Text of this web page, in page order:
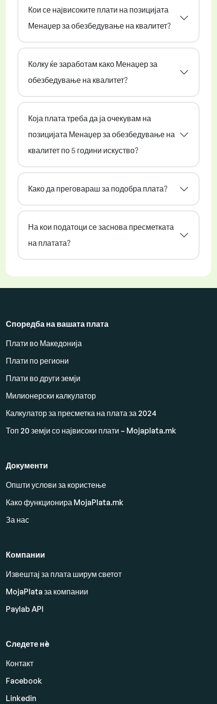
Кои се највисоките плати на позицијата
Менаџер за обезбедување на квалитет?
Колку ќе заработам како Менаџер за
обезбедување на квалитет?
Која плата треба да ја очекувам на
позицијата Менаџер за обезбедување на
квалитет по 5 години искуство?
Како да преговараш за подобра плата?
На кои податоци се заснова пресметката
на платата?
Споредба на вашата плата
Плати во Македонија
Плати по региони
Плати во други земји
Милионерски калкулатор
Калкулатор за пресметка на плата за 2024
Топ 20 земји со највисоки плати – Mojaplata.mk
Документи
Општи услови за користење
Како функционира MojaPlata.mk
За нас
Компании
Извештај за плата ширум светот
MojaPlata за компании
Paylab API
Следете нè
Контакт
Facebook
Linkedin